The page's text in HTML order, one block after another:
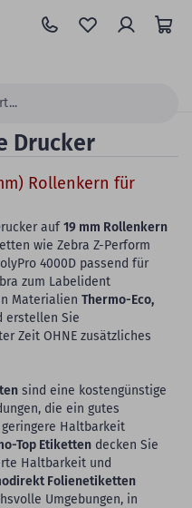
Drucker
Rollenkern für
auf19 mm Rollenkern
wie Zebra Z-Perform
4000D passend für
zum Labelident
Materialien Thermo-Eco,
erstellen Sie
Zeit OHNE zusätzliches
sind eine kostengünstige
die ein gutes
Haltbarkeit
Top Etiketten decken Sie
Haltbarkeit und
Folienetiketten
Umgebungen, in